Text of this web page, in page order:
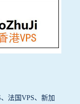
法国VPS、新加